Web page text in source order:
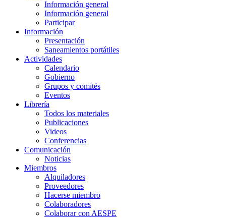
Información general
Información general
Participar
Información
Presentación
Saneamientos portátiles
Actividades
Calendario
Gobierno
Grupos y comités
Eventos
Librería
Todos los materiales
Publicaciones
Videos
Conferencias
Comunicación
Noticias
Miembros
Alquiladores
Proveedores
Hacerse miembro
Colaboradores
Colaborar con AESPE